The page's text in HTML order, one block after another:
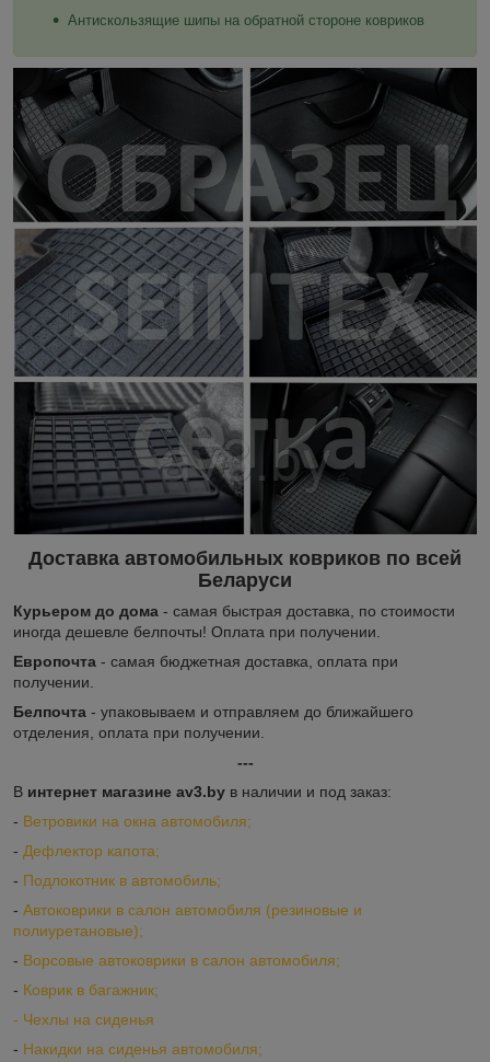
Антискользящие шипы на обратной стороне ковриков
Доставка автомобильных ковриков по всей
Беларуси
Курьером до дома - самая быстрая доставка, по стоимости
иногда дешевле белпочты! Оплата при получении.
Европочта - самая бюджетная доставка, оплата при
получении.
Белпочта - упаковываем и отправляем до ближайшего
отделения, оплата при получении.
---
В интернет магазине av3.by в наличии и под заказ:
- Ветровики на окна автомобиля;
- Дефлектор капота;
- Подлокотник в автомобиль;
- Автоковрики в салон автомобиля (резиновые и
полиуретановые);
- Ворсовые автоковрики в салон автомобиля;
- Коврик в багажник;
- Чехлы на сиденья
- Накидки на сиденья автомобиля;